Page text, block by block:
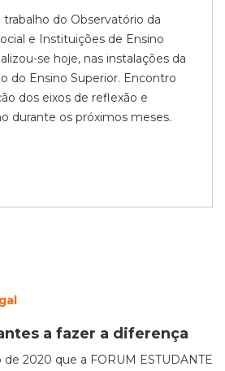
do Observatório da
e Instituições de Ensino
se hoje, nas instalações da
do Ensino Superior. Encontro
dos eixos de reflexão e
durante os próximos meses.
a fazer a diferença
de 2020 que a FORUM ESTUDANTE